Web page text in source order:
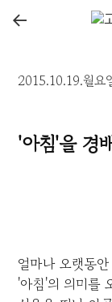
←
2015.10.19.월요
'아침'을 경
얼마나 오랫동
'아침'의 의미를